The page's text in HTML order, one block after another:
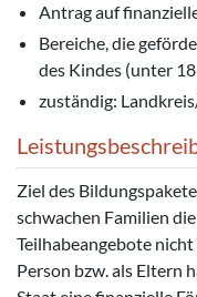
Antrag auf
Bereiche, die
des Kindes (unter
zuständig:
Ziel des
schwachen Familien
Teilhabeangebote
Person bzw. als Eltern